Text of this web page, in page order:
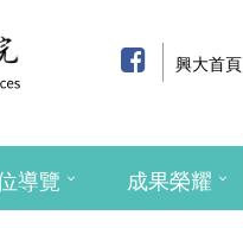
興大首頁
導覽 成果榮耀